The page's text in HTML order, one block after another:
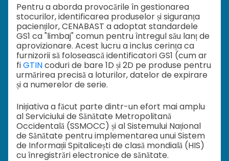
Pentru a aborda provocările în gestionarea
stocurilor, identificarea produselor și siguranța
pacienților, CENABAST a adoptat standardele
GS1 ca "limbaj" comun pentru întregul său lanț de
aprovizionare. Acest lucru a inclus cerința ca
furnizorii să folosească identificatori GS1 (cum ar
fiGTINcoduri de bare 1D și 2D pe produse pentru
urmărirea precisă a loturilor, datelor de expirare
și a numerelor de serie.
Inițiativa a făcut parte dintr-un efort mai amplu
al Serviciului de Sănătate Metropolitană
Occidentală (SSMOCC) și al Sistemului Național
de Sănătate pentru implementarea unui Sistem
de Informații Spitalicești de clasă mondială (HIS)
cu înregistrări electronice de sănătate.